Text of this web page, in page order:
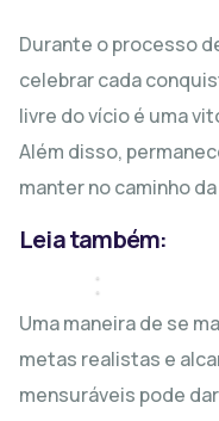
Durante o processo
celebrar cada
livre do vício é uma
Além disso,
manter no caminho
Leia também:
Liberdade:
Eficazes
de
Como
Parar
Fumar
Cortar
Efeito
Álcool:
Guia
Uma maneira de se
metas realistas e
mensuráveis pode